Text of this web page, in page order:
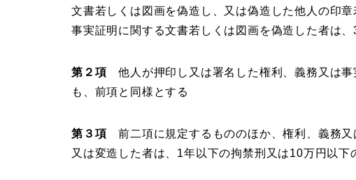
文書若しくは図画を偽造し、又は偽造した他人の印
事実証明に関する文書若しくは図画を偽造した者は
第２項他人が押印し又は署名した権利、義務又は
も、前項と同様とする
第３項 前二項に規定するもののほか、権利、義務又
又は変造した者は、1年以下の拘禁刑又は10万円以下